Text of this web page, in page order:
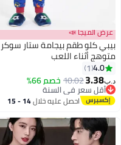
عرض الميجا 📣
بيبي كلو طقم بيجامة ستار سوكر
متوهج أثناء اللعب
4.0
1
د.ب‏3.38
10.02خصم 66%
أقل سعر في السنة
أقل سعر في السنة
احصل عليه خلال 14 - 15